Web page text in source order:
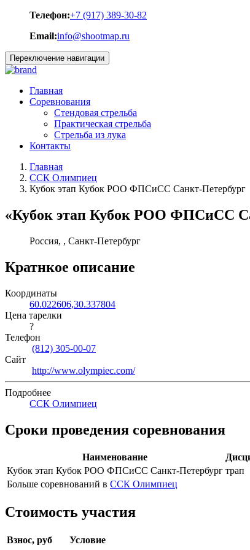
Телефон:+7 (917) 389-30-82
Email:info@shootmap.ru
Переключение навигации
Главная
Соревнования
Стендовая стрельба
Практическая стрельба
Стрельба из лука
Контакты
Главная
ССК Олимпиец
Кубок этап Кубок РОО ФПСиСС Санкт-Петербург
«Кубок этап Кубок РОО ФПСиСС
Россия, , Санкт-Петербург
Кратнкое описание
Координаты
60.022606,30.337804
Цена тарелки
?
Телефон
(812) 305-00-07
Сайт
http://www.olympiec.com/
Подробнее
ССК Олимпиец
Сроки проведения соревнования
Наименование
Кубок этап Кубок РОО ФПСиСС Санкт-Петербург трап
Больше соревнований в ССК Олимпиец
Стоимость участия
Взнос, руб
Условие